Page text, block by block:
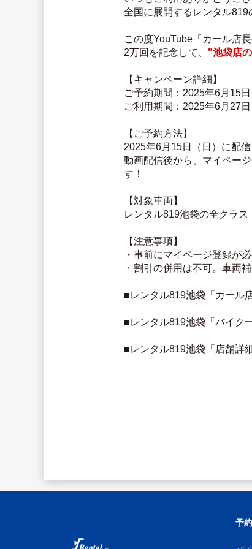
全国に展開するレンタル819
この度YouTube「カール店
2万回を記念して、 "池袋店
【キャンペーン詳細】
ご予約期間：2025年6月15
ご利用期間：2025年6月27
【ご予約方法】
2025年6月15日（日）に配
動画配信後から、マイペー
す！
【対象車両】
レンタル819池袋の全クラス
【注意事項】
・事前にマイページ登録が
・割引の併用は不可。車両
■レンタル819池袋「カール
■レンタル819池袋「バイク
■レンタル819池袋「店舗詳
予